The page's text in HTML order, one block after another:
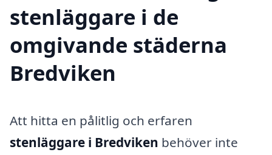
stenläggare i de
omgivande städerna
Bredviken
Att hitta en pålitlig och erfaren
stenläggare i Bredviken behöver inte